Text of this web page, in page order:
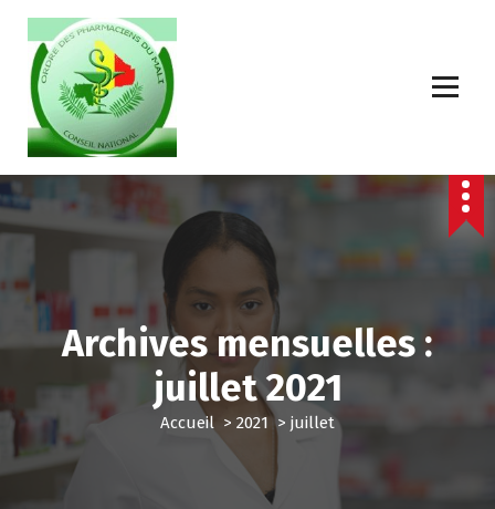
Archives mensuelles :
juillet 2021
Accueil > 2021 > juillet